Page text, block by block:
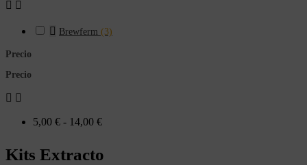
 
 Brewferm (3)
Precio
Precio
 
5,00 € - 14,00 €
Kits Extracto